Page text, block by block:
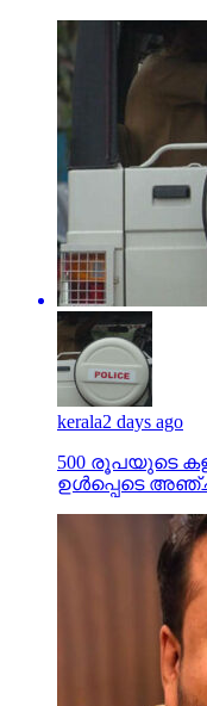
kerala2 days ago
500 രൂപയുടെ
ഉള്‍പ്പെടെ